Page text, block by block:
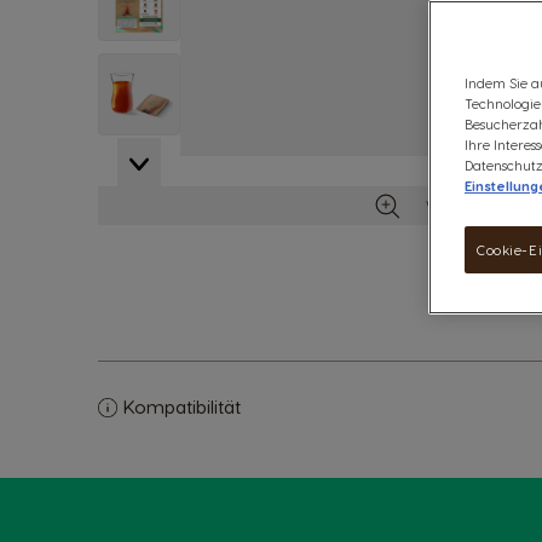
View larger image
Weitere Details
Kompatibilität
Indem Sie
Ihre
Cookie-